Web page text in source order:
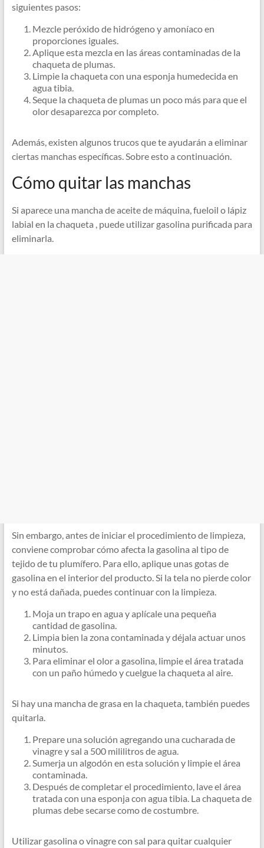
siguientes pasos:
Mezcle peróxido de hidrógeno y amoníaco en
proporciones iguales.
Aplique esta mezcla en las áreas contaminadas de la
chaqueta de plumas.
Limpie la chaqueta con una esponja humedecida en
agua tibia.
Seque la chaqueta de plumas un poco más para que el
olor desaparezca por completo.
Además, existen algunos trucos que te ayudarán a eliminar
ciertas manchas específicas. Sobre esto a continuación.
Cómo quitar las manchas
Si aparece una mancha de aceite de máquina, fueloil o lápiz
labial en la chaqueta , puede utilizar gasolina purificada para
eliminarla.
Sin embargo, antes de iniciar el procedimiento de limpieza,
conviene comprobar cómo afecta la gasolina al tipo de
tejido de tu plumífero. Para ello, aplique unas gotas de
gasolina en el interior del producto. Si la tela no pierde color
y no está dañada, puedes continuar con la limpieza.
Moja un trapo en agua y aplícale una pequeña
cantidad de gasolina.
Limpia bien la zona contaminada y déjala actuar unos
minutos.
Para eliminar el olor a gasolina, limpie el área tratada
con un paño húmedo y cuelgue la chaqueta al aire.
Si hay una mancha de grasa en la chaqueta, también puedes
quitarla.
Prepare una solución agregando una cucharada de
vinagre y sal a 500 mililitros de agua.
Sumerja un algodón en esta solución y limpie el área
contaminada.
Después de completar el procedimiento, lave el área
tratada con una esponja con agua tibia. La chaqueta de
plumas debe secarse como de costumbre.
Utilizar gasolina o vinagre con sal para quitar cualquier